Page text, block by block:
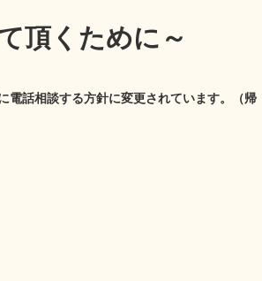
頂くために～
電話相談する方針に変更されています。（帰